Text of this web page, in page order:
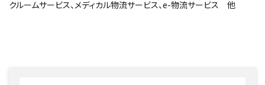
クルームサービス、メディカル物流サービス、e-物流サービス 他